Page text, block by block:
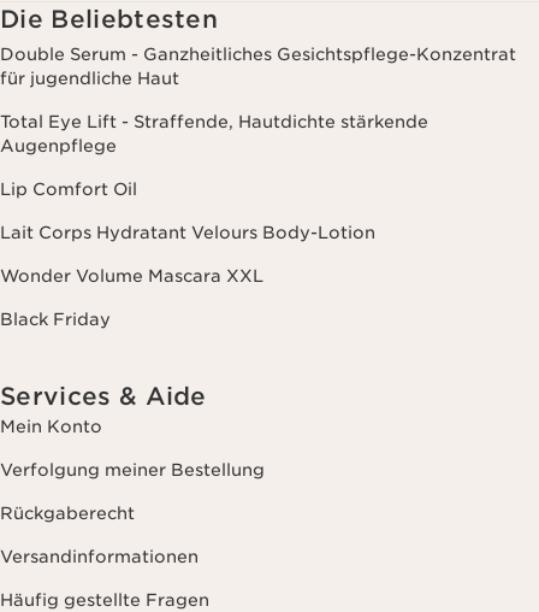
Die Beliebtesten
Double Serum - Ganzheitliches Gesichtspflege-Konzentrat
für jugendliche Haut
Total Eye Lift - Straffende, Hautdichte stärkende
Augenpflege
Lip Comfort Oil
Lait Corps Hydratant Velours Body-Lotion
Wonder Volume Mascara XXL
Black Friday
Services & Aide
Mein Konto
Verfolgung meiner Bestellung
Rückgaberecht
Versandinformationen
Häufig gestellte Fragen